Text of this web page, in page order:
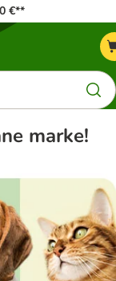
€**
marke!